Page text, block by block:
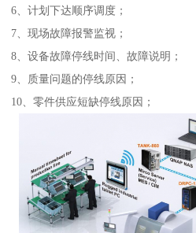
6、计划下达顺序调度；
7、现场故障报警监视；
8、设备故障停线时间、故障说明；
9、质量问题的停线原因；
10、零件供应短缺停线原因；